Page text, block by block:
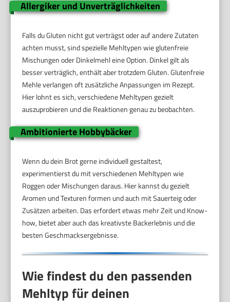
Allergiker und Unverträglichkeiten
Falls du Gluten nicht gut verträgst oder auf andere Zutaten
achten musst, sind spezielle Mehltypen wie glutenfreie
Mischungen oder Dinkelmehl eine Option. Dinkel gilt als
besser verträglich, enthält aber trotzdem Gluten. Glutenfreie
Mehle verlangen oft zusätzliche Anpassungen im Rezept.
Hier lohnt es sich, verschiedene Mehltypen gezielt
auszuprobieren und die Reaktionen genau zu beobachten.
Ambitionierte Hobbybäcker
Wenn du dein Brot gerne individuell gestaltest,
experimentierst du mit verschiedenen Mehltypen wie
Roggen oder Mischungen daraus. Hier kannst du gezielt
Aromen und Texturen formen und auch mit Sauerteig oder
Zusätzen arbeiten. Das erfordert etwas mehr Zeit und Know-
how, bietet aber auch das kreativste Backerlebnis und die
besten Geschmacksergebnisse.
Wie findest du den passenden
Mehltyp für deinen